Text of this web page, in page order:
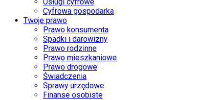
Cyfrowa gospodarka
Twoje prawo
Prawo konsumenta
Spadki i darowizny
Prawo rodzinne
Prawo mieszkaniowe
Prawo drogowe
Świadczenia
Sprawy urzędowe
Finanse osobiste